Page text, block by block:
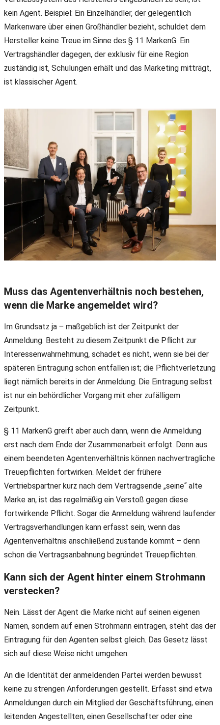
kein Agent. Beispiel: Ein Einzelhändler, der gelegentlich
Markenware über einen Großhändler bezieht, schuldet dem
Hersteller keine Treue im Sinne des § 11 MarkenG. Ein
Vertragshändler dagegen, der exklusiv für eine Region
zuständig ist, Schulungen erhält und das Marketing mitträgt,
ist klassischer Agent.
Muss das Agentenverhältnis noch bestehen,
wenn die Marke angemeldet wird?
Im Grundsatz ja – maßgeblich ist der Zeitpunkt der
Anmeldung. Besteht zu diesem Zeitpunkt die Pflicht zur
Interessenwahrnehmung, schadet es nicht, wenn sie bei der
späteren Eintragung schon entfallen ist; die Pflichtverletzung
liegt nämlich bereits in der Anmeldung. Die Eintragung selbst
ist nur ein behördlicher Vorgang mit eher zufälligem
Zeitpunkt.
§ 11 MarkenG greift aber auch dann, wenn die Anmeldung
erst nach dem Ende der Zusammenarbeit erfolgt. Denn aus
einem beendeten Agentenverhältnis können nachvertragliche
Treuepflichten fortwirken. Meldet der frühere
Vertriebspartner kurz nach dem Vertragsende „seine“ alte
Marke an, ist das regelmäßig ein Verstoß gegen diese
fortwirkende Pflicht. Sogar die Anmeldung während laufender
Vertragsverhandlungen kann erfasst sein, wenn das
Agentenverhältnis anschließend zustande kommt – denn
schon die Vertragsanbahnung begründet Treuepflichten.
Kann sich der Agent hinter einem Strohmann
verstecken?
Nein. Lässt der Agent die Marke nicht auf seinen eigenen
Namen, sondern auf einen Strohmann eintragen, steht das der
Eintragung für den Agenten selbst gleich. Das Gesetz lässt
sich auf diese Weise nicht umgehen.
An die Identität der anmeldenden Partei werden bewusst
keine zu strengen Anforderungen gestellt. Erfasst sind etwa
Anmeldungen durch ein Mitglied der Geschäftsführung, einen
leitenden Angestellten, einen Gesellschafter oder eine